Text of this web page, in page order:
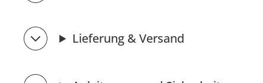
Lieferung & Versand